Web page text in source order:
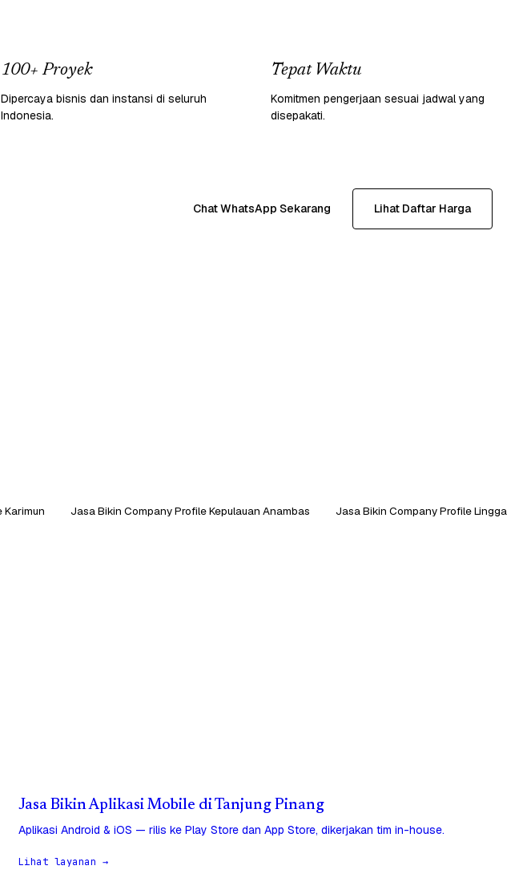
100+ Proyek
Dipercaya bisnis dan instansi di seluruh
Indonesia.
Tepat Waktu
Komitmen pengerjaan sesuai jadwal yang
disepakati.
Chat WhatsApp Sekarang Lihat Daftar Harga
Karimun Jasa Bikin Company Profile Kepulauan Anambas
Jasa Bikin Company Profile Lingga
Jasa Bikin Aplikasi Mobile di Tanjung Pinang
Aplikasi Android & iOS — rilis ke Play Store dan App Store, dikerjakan tim in-house.
Lihat layanan →